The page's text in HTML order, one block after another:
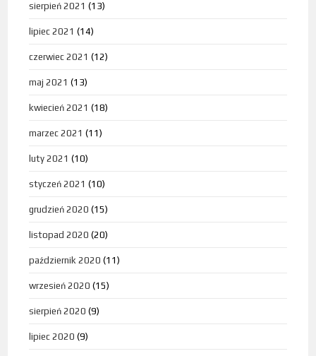
sierpień 2021 (13)
lipiec 2021 (14)
czerwiec 2021 (12)
maj 2021 (13)
kwiecień 2021 (18)
marzec 2021 (11)
luty 2021 (10)
styczeń 2021 (10)
grudzień 2020 (15)
listopad 2020 (20)
październik 2020 (11)
wrzesień 2020 (15)
sierpień 2020 (9)
lipiec 2020 (9)